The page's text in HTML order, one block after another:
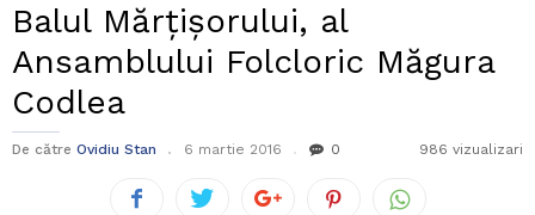
Balul Mărțișorului, al
Ansamblului Folcloric Măgura
Codlea
De către Ovidiu Stan 6 martie 2016 0 986 vizualizari